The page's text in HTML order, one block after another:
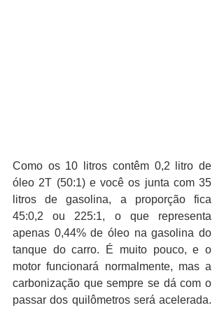
Como os 10 litros contêm 0,2 litro de
óleo 2T (50:1) e você os junta com 35
litros de gasolina, a proporção fica
45:0,2 ou 225:1, o que representa
apenas 0,44% de óleo na gasolina do
tanque do carro. É muito pouco, e o
motor funcionará normalmente, mas a
carbonização que sempre se dá com o
passar dos quilômetros será acelerada.